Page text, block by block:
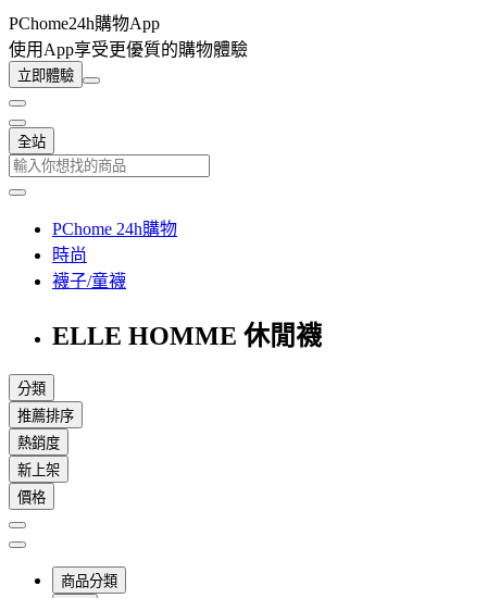
PChome24h購物App
使用App享受更優質的購物體驗
立即體驗
全站
PChome 24h購物
時尚
襪子/童襪
ELLE HOMME 休閒襪
分類
推薦排序
熱銷度
新上架
價格
商品分類